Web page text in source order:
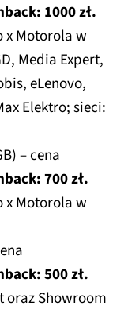
1000 zł.
x Motorola w
Media Expert,
eLenovo,
Elektro; sieci:
– cena
700 zł.
x Motorola w
500 zł.
oraz Showroom